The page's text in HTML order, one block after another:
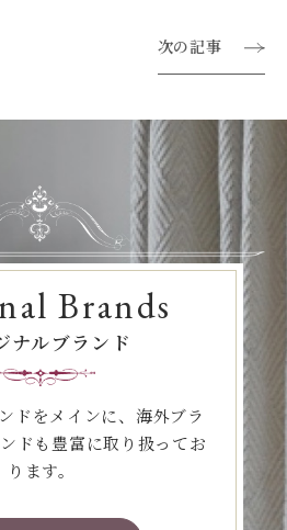
次の記事
Brands
ナルブランド
ドをメインに、海外ブラ
ドも豊富に取り扱ってお
ります。